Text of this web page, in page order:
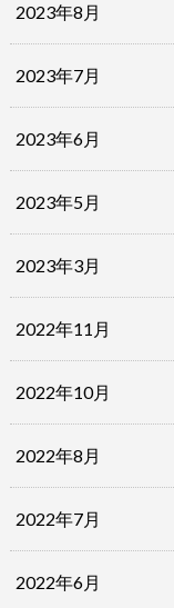
2023年8月
2023年7月
2023年6月
2023年5月
2023年3月
2022年11月
2022年10月
2022年8月
2022年7月
2022年6月